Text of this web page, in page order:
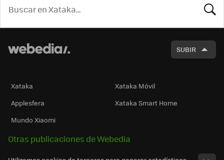
SUBIR
Xataka
Xataka Móvil
Applesfera
Xataka Smart Home
Mundo Xiaomi
Otras publicaciones de Webedia